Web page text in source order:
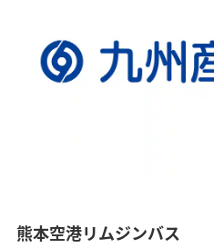
熊本空港リムジンバス